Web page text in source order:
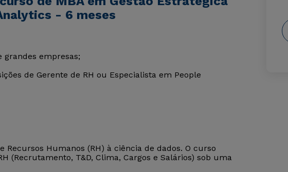
- 6 meses
grandes empresas;
de Gerente de RH ou Especialista em People
Recursos Humanos (RH) à ciência de dados. O curso
(Recrutamento, T&D, Clima, Cargos e Salários) sob uma